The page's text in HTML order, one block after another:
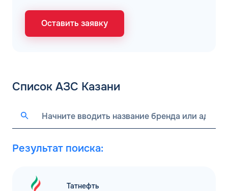
Оставить заявку
Список АЗС Казани
Результат поиска:
Татнефть